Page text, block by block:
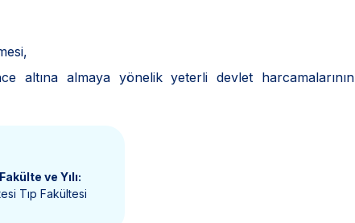
altına almaya yönelik yeterli devlet harcamalarının
ve Yılı:
Tıp Fakültesi